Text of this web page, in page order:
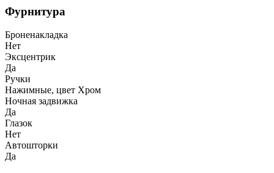
Фурнитура
Броненакладка
Нет
Эксцентрик
Да
Ручки
Нажимные, цвет Хром
Ночная задвижка
Да
Глазок
Нет
Автошторки
Да